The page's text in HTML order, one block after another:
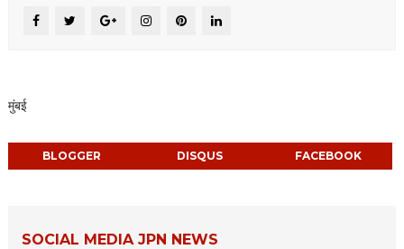
मुंबई
BLOGGER DISQUS FACEBOOK
SOCIAL MEDIA JPN NEWS